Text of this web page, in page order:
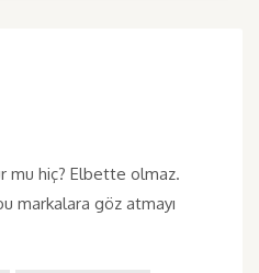
mu hiç? Elbette olmaz.
markalara göz atmayı